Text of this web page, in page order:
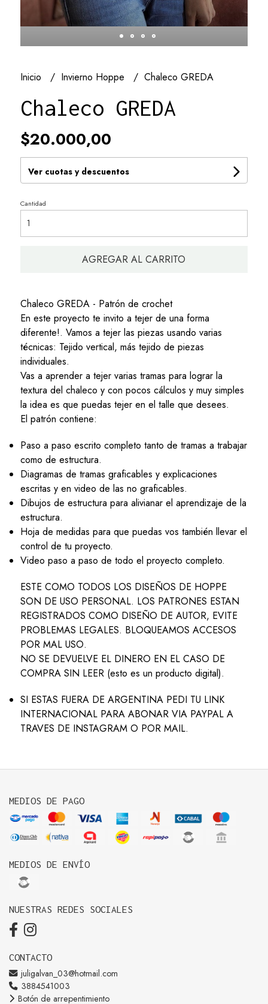
Inicio Invierno Hoppe Chaleco GREDA
Chaleco GREDA
$20.000,00
Ver cuotas y descuentos
Cantidad
AGREGAR AL CARRITO
Chaleco GREDA - Patrón de crochet
En este proyecto te invito a tejer de una forma
diferente!. Vamos a tejer las piezas usando varias
técnicas: Tejido vertical, más tejido de piezas
individuales.
Vas a aprender a tejer varias tramas para lograr la
textura del chaleco y con pocos cálculos y muy simples
la idea es que puedas tejer en el talle que desees.
El patrón contiene:
Paso a paso escrito completo tanto de tramas a trabajar
como de estructura.
Diagramas de tramas graficables y explicaciones
escritas y en video de las no graficables.
Dibujos de estructura para alivianar el aprendizaje de la
estructura.
Hoja de medidas para que puedas vos también llevar el
control de tu proyecto.
Video paso a paso de todo el proyecto completo.
ESTE COMO TODOS LOS DISEÑOS DE HOPPE
SON DE USO PERSONAL. LOS PATRONES ESTAN
REGISTRADOS COMO DISEÑO DE AUTOR, EVITE
PROBLEMAS LEGALES. BLOQUEAMOS ACCESOS
POR MAL USO.
NO SE DEVUELVE EL DINERO EN EL CASO DE
COMPRA SIN LEER (esto es un producto digital).
SI ESTAS FUERA DE ARGENTINA PEDI TU LINK
INTERNACIONAL PARA ABONAR VIA PAYPAL A
TRAVES DE INSTAGRAM O POR MAIL.
MEDIOS DE PAGO
MEDIOS DE ENVÍO
NUESTRAS REDES SOCIALES
CONTACTO
juligalvan_03@hotmail.com
3884541003
Botón de arrepentimiento